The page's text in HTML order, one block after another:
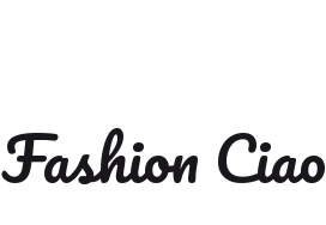
Fashion Ciao